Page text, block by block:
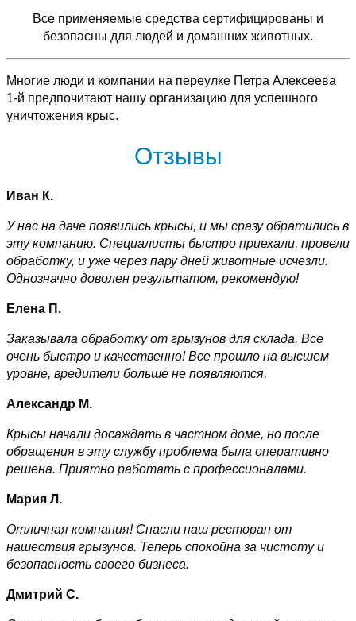
Все применяемые средства сертифицированы и
безопасны для людей и домашних животных.
Многие люди и компании на переулке Петра Алексеева
1-й предпочитают нашу организацию для успешного
уничтожения крыс.
Отзывы
Иван К.
У нас на даче появились крысы, и мы сразу обратились в
эту компанию. Специалисты быстро приехали, провели
обработку, и уже через пару дней животные исчезли.
Однозначно доволен результатом, рекомендую!
Елена П.
Заказывала обработку от грызунов для склада. Все
очень быстро и качественно! Все прошло на высшем
уровне, вредители больше не появляются.
Александр М.
Крысы начали досаждать в частном доме, но после
обращения в эту службу проблема была оперативно
решена. Приятно работать с профессионалами.
Мария Л.
Отличная компания! Спасли наш ресторан от
нашествия грызунов. Теперь спокойна за чистоту и
безопасность своего бизнеса.
Дмитрий С.